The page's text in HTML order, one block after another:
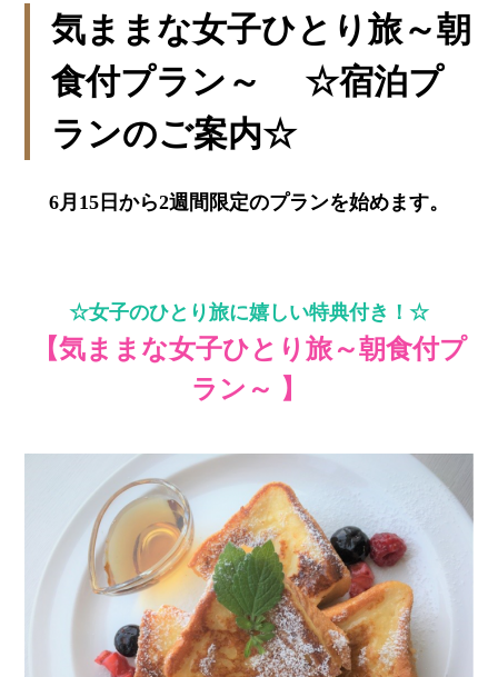
気ままな女子ひとり旅～朝
食付プラン～ ☆宿泊プ
ランのご案内☆
6月15日から2週間限定のプランを始めます。
☆女子のひとり旅に嬉しい特典付き！☆
【気ままな女子ひとり旅～朝食付プ
ラン～ 】